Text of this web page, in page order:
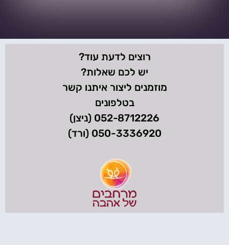
רוצים לדעת עוד?
יש לכם שאלות?
מוזמנים ליצור איתנו קשר
בטלפונים
052-8712226 (ניצן)
050-3336920 (ורד)